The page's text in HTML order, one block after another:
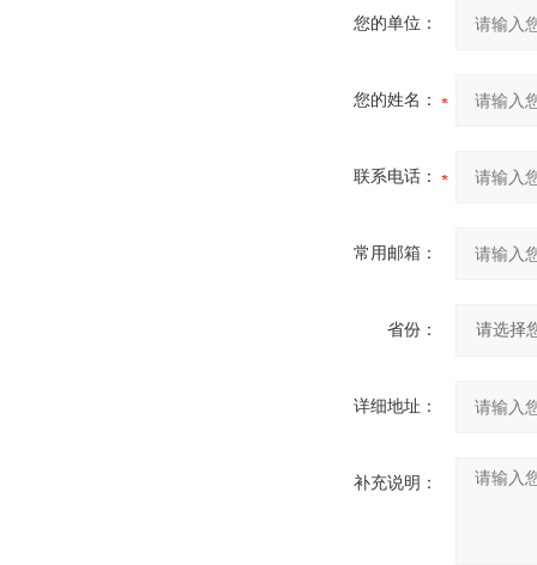
您的单位：
您的姓名：
联系电话：
常用邮箱：
省份：
详细地址：
补充说明：